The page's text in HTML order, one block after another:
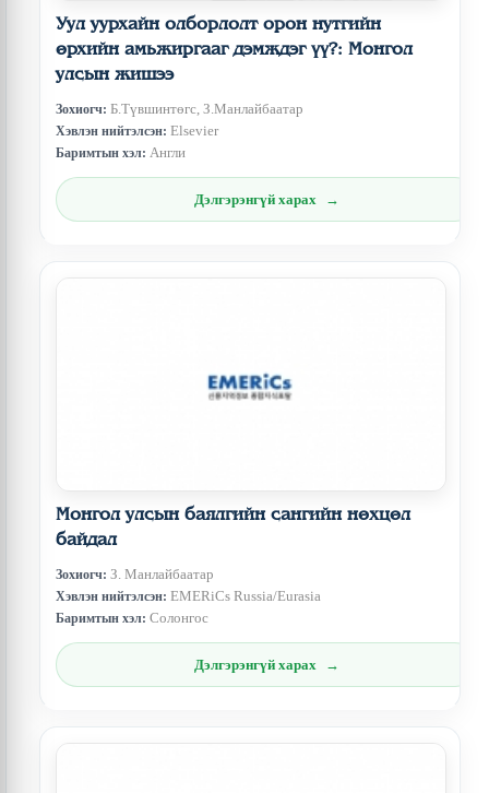
Уул уурхайн олборлолт орон нутгийн
өрхийн амьжиргааг дэмждэг үү?: Монгол
улсын жишээ
Зохиогч: Б.Түвшинтөгс, З.Манлайбаатар
Хэвлэн нийтэлсэн: Elsevier
Баримтын хэл: Англи
Дэлгэрэнгүй харах
Монгол улсын баялгийн сангийн нөхцөл
байдал
Зохиогч: З. Манлайбаатар
Хэвлэн нийтэлсэн: EMERiCs Russia/Eurasia
Баримтын хэл: Солонгос
Дэлгэрэнгүй харах